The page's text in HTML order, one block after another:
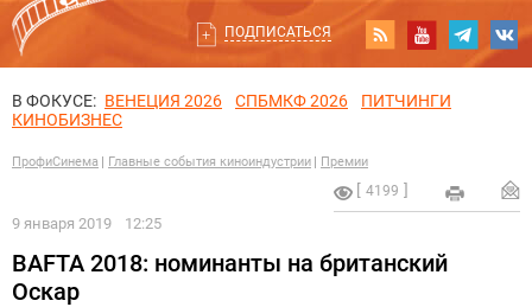
ПОДПИСАТЬСЯ
В ФОКУСЕ: ВЕНЕЦИЯ 2026 СПБМКФ 2026
ПИТЧИНГИ
КИНОБИЗНЕС
ПрофиСинема Главные события киноиндустрии Премии
4199
9 января 2019 12:25
BAFTA 2018: номинанты на британский
Оскар